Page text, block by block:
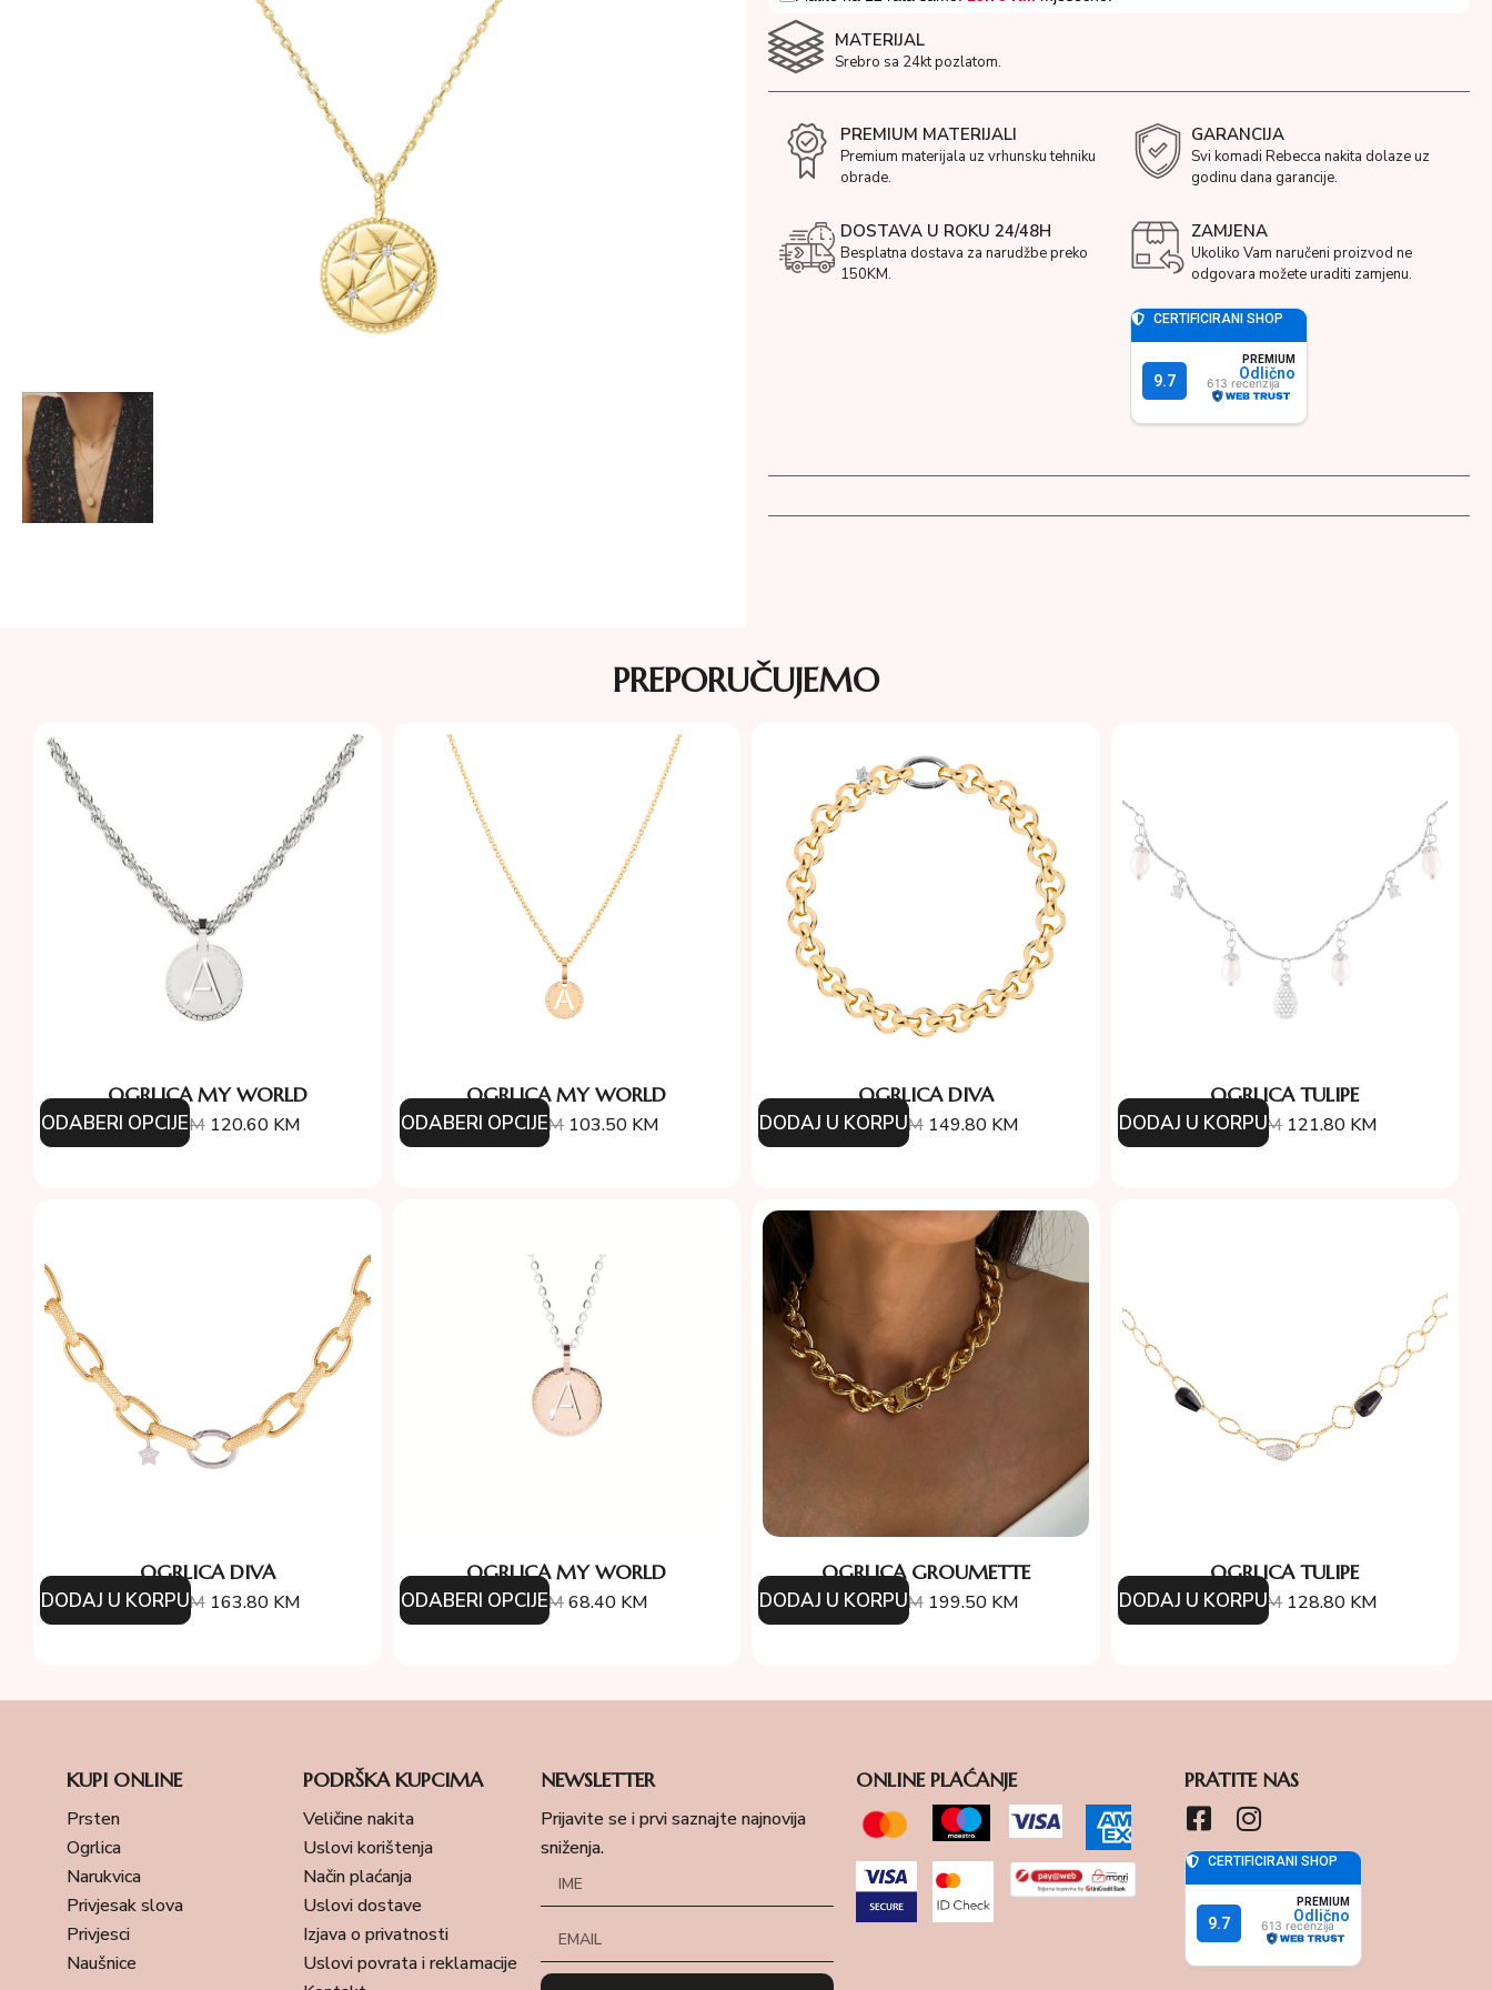
MATERIJAL
Srebro sa 24kt pozlatom.
PREMIUM MATERIJALI
Premium materijala uz vrhunsku tehniku
obrade.
GARANCIJA
Svi komadi Rebecca nakita dolaze uz
godinu dana garancije.
DOSTAVA U ROKU 24/48H
Besplatna dostava za narudžbe preko
150KM.
ZAMJENA
Ukoliko Vam naručeni proizvod ne
odgovara možete uraditi zamjenu.
PREPORUČUJEMO
OGRLICA MY WORLD
134.00KM 120.60 KM
ODABERI OPCIJE
OGRLICA MY WORLD
115.00KM 103.50 KM
ODABERI OPCIJE
OGRLICA DIVA
214.00KM 149.80 KM
DODAJ U KORPU
OGRLICA TULIPE
174.00KM 121.80 KM
DODAJ U KORPU
OGRLICA DIVA
234.00KM 163.80 KM
DODAJ U KORPU
OGRLICA MY WORLD
76.00KM68.40 KM
ODABERI OPCIJE
OGRLICA GROUMETTE
388.00KM 199.50 KM
DODAJ U KORPU
OGRLICA TULIPE
184.00KM 128.80 KM
DODAJ U KORPU
KUPI ONLINE
Prsten
Ogrlica
Narukvica
Privjesak slova
Privjesci
Naušnice
PODRŠKA KUPCIMA
Veličine nakita
Uslovi korištenja
Način plaćanja
Uslovi dostave
Izjava o privatnosti
Uslovi povrata i reklamacije
NEWSLETTER
Prijavite se i prvi saznajte najnovija
sniženja.
ONLINE PLAĆANJE PRATITE NAS